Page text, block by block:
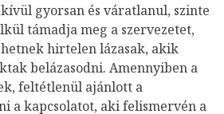
gyorsan és váratlanul, szinte
támadja meg a szervezetet,
hirtelen lázasak, akik
belázasodni. Amennyiben a
feltétlenül ajánlott a
a kapcsolatot, aki felismervén a